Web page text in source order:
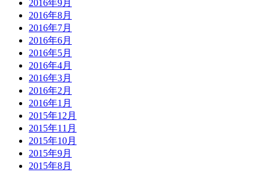
2016年9月
2016年8月
2016年7月
2016年6月
2016年5月
2016年4月
2016年3月
2016年2月
2016年1月
2015年12月
2015年11月
2015年10月
2015年9月
2015年8月